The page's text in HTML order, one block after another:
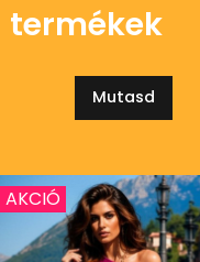
termékek
Mutasd
AKCIÓ